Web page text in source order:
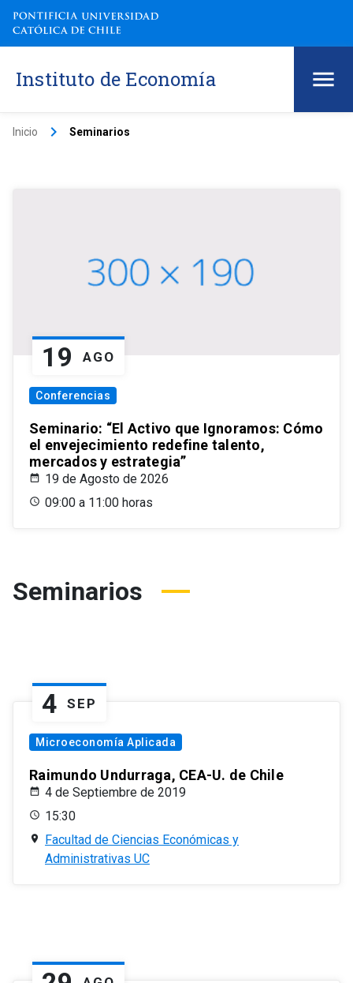
Instituto de Economía
Inicio keyboard_arrow_right Seminarios
19 AGO
Conferencias
Seminario: “El Activo que Ignoramos: Cómo
el envejecimiento redefine talento,
mercados y estrategia”
19 de Agosto de 2026
09:00 a 11:00 horas
Seminarios
4 SEP
Microeconomía Aplicada
Raimundo Undurraga, CEA-U. de Chile
4 de Septiembre de 2019
15:30
Facultad de Ciencias Económicas y
Administrativas UC